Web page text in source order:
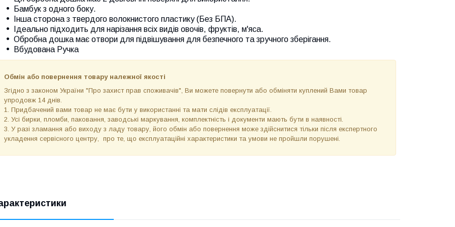
Бамбук з одного боку.
Інша сторона з твердого волокнистого пластику (Без БПА).
Ідеально підходить для нарізання всіх видів овочів, фруктів, м'яса.
Обробна дошка має отвори для підвішування для безпечного та зручного зберігання.
Вбудована Ручка
Обмін або повернення товару належної якості
Згідно з законом України "Про захист прав споживачів", Ви можете повернути або обміняти куплений Вами товар
упродовж 14 днів.
1. Придбачений вами товар не має бути у використанні та мати слідів експлуатації.
2. Усі бирки, пломби, паковання, заводські маркування, комплектність і документи мають бути в наявності.
3. У разі зламання або виходу з ладу товару, його обмін або повернення може здійснитися тільки після експертного
укладення сервісного центру, про те, що експлуатаційні характеристики та умови не пройшли порушені.